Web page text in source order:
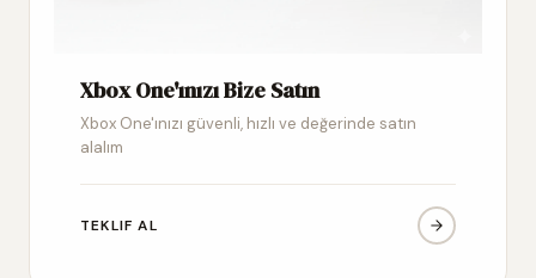
Xbox One'ınızı Bize Satın
Xbox One'ınızı güvenli, hızlı ve değerinde satın
alalım
TEKLIF AL